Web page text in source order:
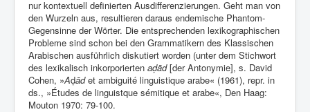
nur kontextuell definierten Ausdifferenzierungen. Geht man von
den Wurzeln aus, resultieren daraus endemische Phantom-
Gegensinne der Wörter. Die entsprechenden lexikographischen
Probleme sind schon bei den Grammatikern des Klassischen
Arabischen ausführlich diskutiert worden (unter dem Stichwort
des lexikalisch inkorporierten aḍād[der Antonymie], s. David
Cohen, »Aḍādet ambiguité linguistique arabe« (1961), repr. in
ds., »Études de linguistque sémitique et arabe«, Den Haag:
Mouton 1970: 79-100.